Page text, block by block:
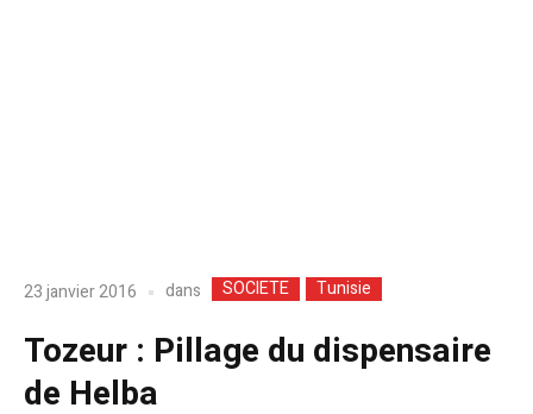
23 janvier 2016 dans SOCIETE Tunisie
Tozeur : Pillage du dispensaire
de Helba